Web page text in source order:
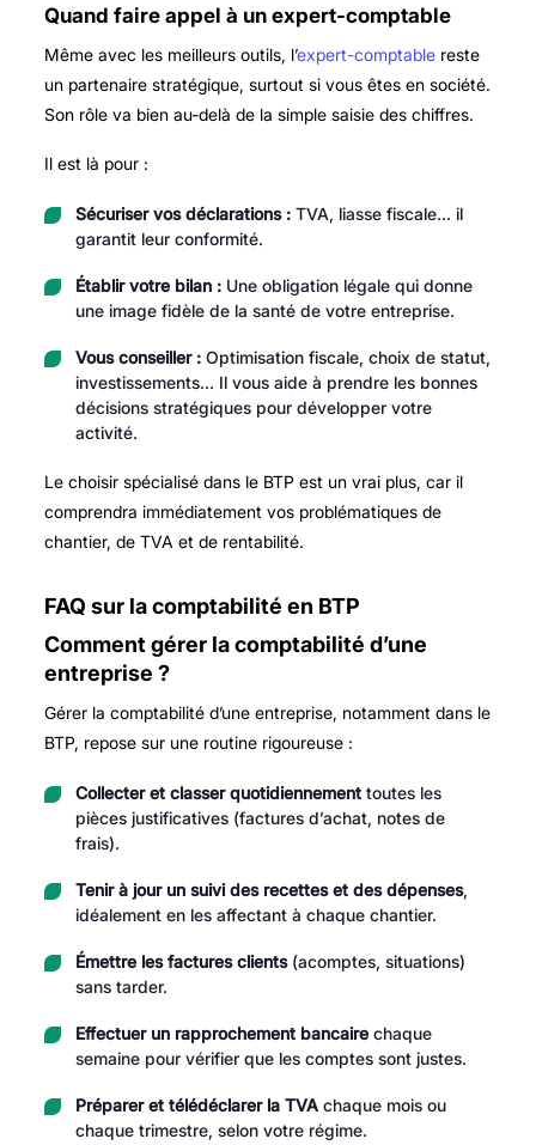
Quand faire appel à un expert-comptable
Même avec les meilleurs outils, l’expert-comptablereste
un partenaire stratégique, surtout si vous êtes en société.
Son rôle va bien au-delà de la simple saisie des chiffres.
Il est là pour :
Sécuriser vos déclarations :TVA, liasse fiscale… il
garantit leur conformité.
Établir votre bilan :Une obligation légale qui donne
une image fidèle de la santé de votre entreprise.
Vous conseiller :Optimisation fiscale, choix de statut,
investissements… Il vous aide à prendre les bonnes
décisions stratégiques pour développer votre
activité.
Le choisir spécialisé dans le BTP est un vrai plus, car il
comprendra immédiatement vos problématiques de
chantier, de TVA et de rentabilité.
FAQ sur la comptabilité en BTP
Comment gérer la comptabilité d’une
entreprise ?
Gérer la comptabilité d’une entreprise, notamment dans le
BTP, repose sur une routine rigoureuse :
Collecter et classer quotidiennementtoutes les
pièces justificatives (factures d’achat, notes de
frais).
Tenir à jour un suivi des recettes et des dépenses,
idéalement en les affectant à chaque chantier.
Émettre les factures clients(acomptes, situations)
sans tarder.
Effectuer un rapprochement bancairechaque
semaine pour vérifier que les comptes sont justes.
Préparer et télédéclarer la TVAchaque mois ou
chaque trimestre, selon votre régime.